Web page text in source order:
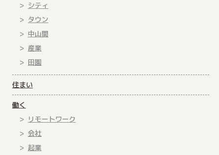
シティ
タウン
中山間
産業
田園
住まい
働く
リモートワーク
会社
起業